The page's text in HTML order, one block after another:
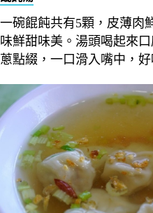
一碗餛飩共有5顆，皮薄肉
味鮮甜味美。湯頭喝起來
蔥點綴，一口滑入嘴中，好